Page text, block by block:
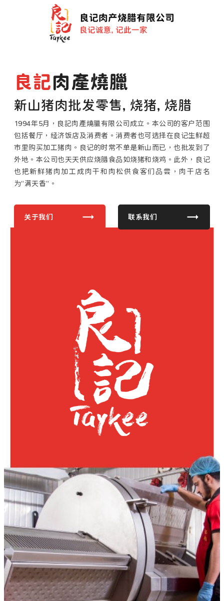
良記肉產燒臘
新山猪肉批发零售, 烧猪, 烧腊
1994年5月，良記肉產燒臘有限公司成立。本公司的客户范围
包括餐厅，经济饭店及消费者。消费者也可选择在良记生鲜超
市里购买加工猪肉。良记的时常不单是新山而已，也批发到了
外地。本公司也天天供应烧腊食品如烧猪和烧鸡。此外，良记
也把新鲜猪肉加工成肉干和肉松供食客们品尝，肉干店名
为“满天香”。
关于我们 联系我们